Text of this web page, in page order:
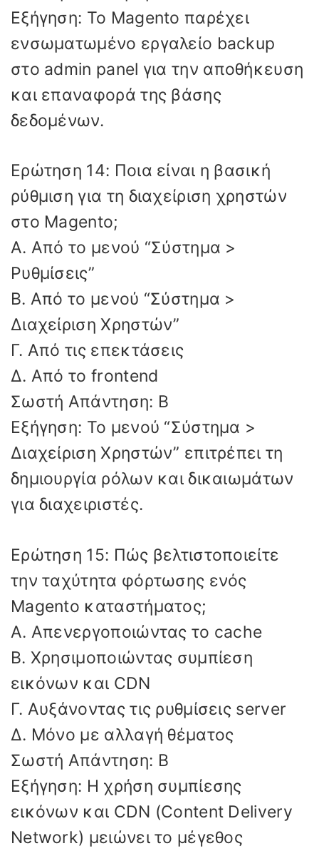
Εξήγηση: Το Magento παρέχει
ενσωματωμένο εργαλείο backup
στο admin panel για την αποθήκευση
και επαναφορά της βάσης
δεδομένων.
Ερώτηση 14: Ποια είναι η βασική
ρύθμιση για τη διαχείριση χρηστών
στο Magento;
Α. Από το μενού “Σύστημα >
Ρυθμίσεις”
Β. Από το μενού “Σύστημα >
Διαχείριση Χρηστών”
Γ. Από τις επεκτάσεις
Δ. Από το frontend
Σωστή Απάντηση: Β
Εξήγηση: Το μενού “Σύστημα >
Διαχείριση Χρηστών” επιτρέπει τη
δημιουργία ρόλων και δικαιωμάτων
για διαχειριστές.
Ερώτηση 15: Πώς βελτιστοποιείτε
την ταχύτητα φόρτωσης ενός
Magento καταστήματος;
Α. Απενεργοποιώντας το cache
Β. Χρησιμοποιώντας συμπίεση
εικόνων και CDN
Γ. Αυξάνοντας τις ρυθμίσεις server
Δ. Μόνο με αλλαγή θέματος
Σωστή Απάντηση: Β
Εξήγηση: Η χρήση συμπίεσης
εικόνων και CDN (Content Delivery
Network) μειώνει το μέγεθος